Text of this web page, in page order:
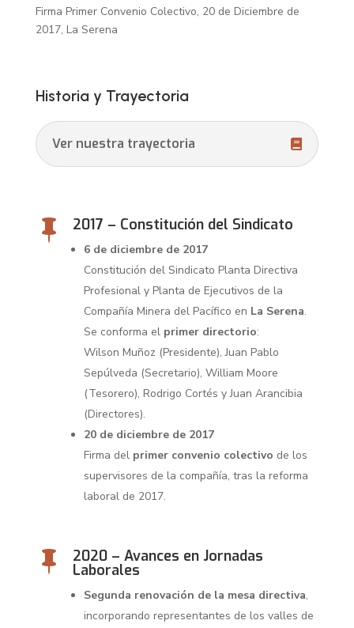
Firma Primer Convenio Colectivo, 20 de Diciembre de
2017, La Serena
Historia y Trayectoria
Ver nuestra trayectoria
 2017 – Constitución del Sindicato
6 de diciembre de 2017
Constitución del Sindicato Planta Directiva
Profesional y Planta de Ejecutivos de la
Compañía Minera del Pacífico en La Serena.
Se conforma el primer directorio:
Wilson Muñoz (Presidente), Juan Pablo
Sepúlveda (Secretario), William Moore
(Tesorero), Rodrigo Cortés y Juan Arancibia
(Directores).
20 de diciembre de 2017
Firma del primer convenio colectivo de los
supervisores de la compañía, tras la reforma
laboral de 2017.
 2020 – Avances en Jornadas
Laborales
Segunda renovación de la mesa directiva,
incorporando representantes de los valles de